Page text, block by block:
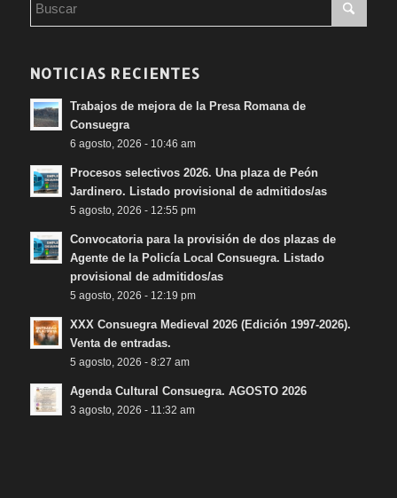
NOTICIAS RECIENTES
Trabajos de mejora de la Presa Romana de
Consuegra
6 agosto, 2026 - 10:46 am
Procesos selectivos 2026. Una plaza de Peón
Jardinero. Listado provisional de admitidos/as
5 agosto, 2026 - 12:55 pm
Convocatoria para la provisión de dos plazas de
Agente de la Policía Local Consuegra. Listado
provisional de admitidos/as
5 agosto, 2026 - 12:19 pm
XXX Consuegra Medieval 2026 (Edición 1997-2026).
Venta de entradas.
5 agosto, 2026 - 8:27 am
Agenda Cultural Consuegra. AGOSTO 2026
3 agosto, 2026 - 11:32 am